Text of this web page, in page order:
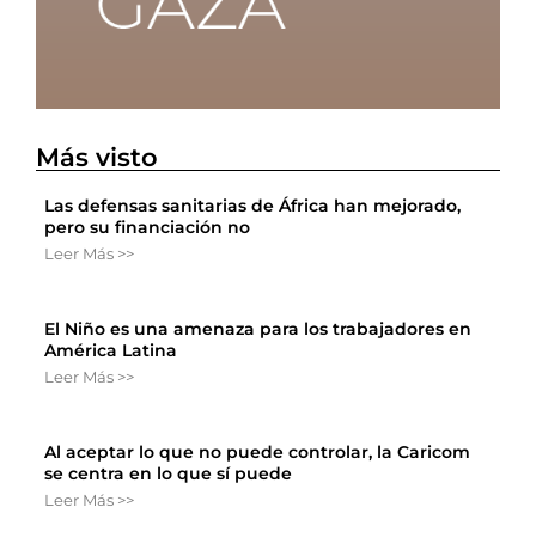
Más visto
Las defensas sanitarias de África han mejorado,
pero su financiación no
Leer Más >>
El Niño es una amenaza para los trabajadores en
América Latina
Leer Más >>
Al aceptar lo que no puede controlar, la Caricom
se centra en lo que sí puede
Leer Más >>